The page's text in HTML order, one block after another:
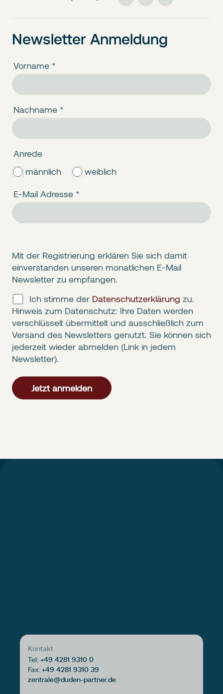
Newsletter Anmeldung
Kontakt
Tel: +49 4281 9310 0
Fax: +49 4281 9310 39